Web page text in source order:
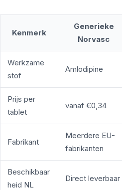
Kenmerk
Generieke
Norvasc
Werkzame
stof
Amlodipine
Prijs per
tablet
vanaf €0,34
Fabrikant
Meerdere EU-
fabrikanten
Beschikbaar
heid NL
Direct leverbaar